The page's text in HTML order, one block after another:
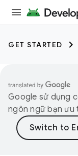
GET STARTED
Google sử dụng
ngôn ngữ bạn ưu